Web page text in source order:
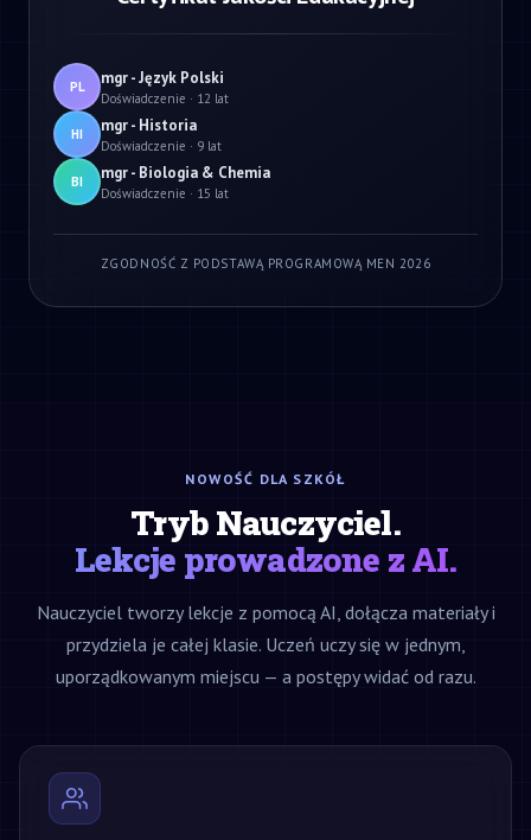
PL mgr - Język Polski
Doświadczenie · 12 lat
HI mgr - Historia
Doświadczenie · 9 lat
BI mgr - Biologia & Chemia
Doświadczenie · 15 lat
ZGODNOŚĆ Z PODSTAWĄ PROGRAMOWĄ MEN 2026
NOWOŚĆ DLA SZKÓŁ
Tryb Nauczyciel.
Lekcje prowadzone z AI.
Nauczyciel tworzy lekcje z pomocą AI, dołącza materiały i
przydziela je całej klasie. Uczeń uczy się w jednym,
uporządkowanym miejscu — a postępy widać od razu.